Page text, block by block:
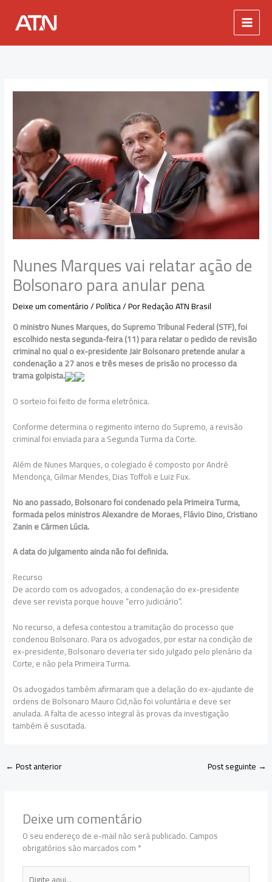
conteúdo
Nunes Marques vai relatar ação de
Bolsonaro para anular pena
Deixe um comentário/Política/ PorRedação ATN Brasil
O ministro Nunes Marques, do Supremo Tribunal Federal (STF), foi
escolhido nesta segunda-feira (11) para relatar o pedido de revisão
criminal no qual o ex-presidente Jair Bolsonaro pretende anular a
condenação a 27 anos e três meses de prisão no processo da
trama golpista.
O sorteio foi feito de forma eletrônica.
Conforme determina o regimento interno do Supremo, a revisão
criminal foi enviada para a Segunda Turma da Corte.
Além de Nunes Marques, o colegiado é composto por André
Mendonça, Gilmar Mendes, Dias Toffoli e Luiz Fux.
No ano passado, Bolsonaro foi condenado pela Primeira Turma,
formada pelos ministros Alexandre de Moraes, Flávio Dino, Cristiano
Zanin e Cármen Lúcia.
A data do julgamento ainda não foi definida.
Recurso
De acordo com os advogados, a condenação do ex-presidente
deve ser revista porque houve “erro judiciário”.
No recurso, a defesa contestou a tramitação do processo que
condenou Bolsonaro. Para os advogados, por estar na condição de
ex-presidente, Bolsonaro deveria ter sido julgado pelo plenário da
Corte, e não pela Primeira Turma.
Os advogados também afirmaram que a delação do ex-ajudante de
ordens de Bolsonaro Mauro Cid,não foi voluntária e deve ser
anulada. A falta de acesso integral às provas da investigação
também é suscitada.
←Post anterior Post seguinte →
Deixe um comentário
O seu endereço de e-mail não será publicado.Campos
obrigatórios são marcados com*
Digite